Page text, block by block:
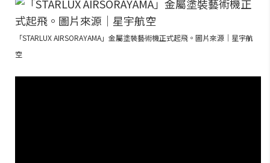
「STARLUX AIRSORAYAMA」金屬塗裝藝術機正式起飛。圖片來源｜星宇航
空